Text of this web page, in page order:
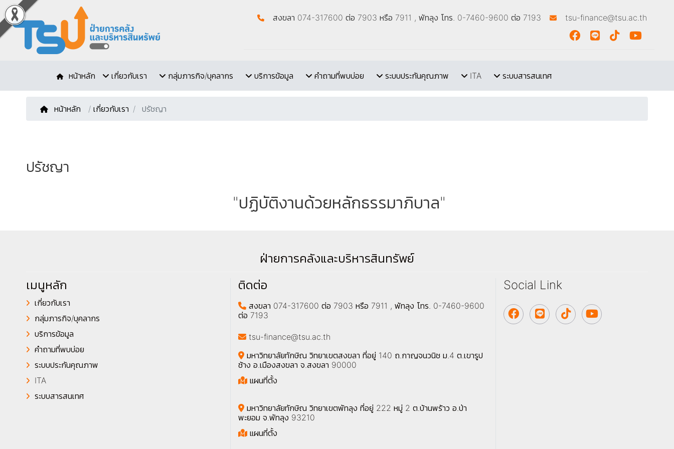
สงขลา 074-317600 ต่อ 7903 หรือ 7911 , พัทลุง โทร. 0-7460-9600 ต่อ 7193 tsu-finance@tsu.ac.th
หน้าหลัก เกี่ยวกับเรา กลุ่มภารกิจ/บุคลากร บริการข้อมูล คำถามที่พบบ่อย ระบบประกันคุณภาพ ITA ระบบสารสนเทศ
หน้าหลัก / เกี่ยวกับเรา ปรัชญา
ปรัชญา
"ปฏิบัติงานด้วยหลักธรรมาภิบาล"
ฝ่ายการคลังและบริหารสินทรัพย์
เมนูหลัก
เกี่ยวกับเรา
กลุ่มภารกิจ/บุคลากร
บริการข้อมูล
คำถามที่พบบ่อย
ระบบประกันคุณภาพ
ITA
ระบบสารสนเทศ
ติดต่อ
สงขลา 074-317600 ต่อ 7903 หรือ 7911 , พัทลุง โทร. 0-7460-9600
ต่อ 7193
tsu-finance@tsu.ac.th
มหาวิทยาลัยทักษิณ วิทยาเขตสงขลา ที่อยู่ 140 ถ.กาญจนวนิช ม.4 ต.เขารูป
ช้าง อ.เมืองสงขลา จ.สงขลา 90000
แผนที่ตั้ง
มหาวิทยาลัยทักษิณ วิทยาเขตพัทลุง ที่อยู่ 222 หมู่ 2 ต.บ้านพร้าว อ.ป่า
พะยอม จ.พัทลุง 93210
แผนที่ตั้ง
Social Link